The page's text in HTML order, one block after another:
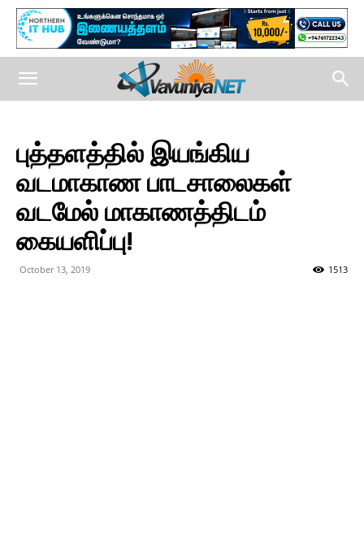
புத்தளத்தில் இயங்கிய
வடமாகாண பாடசாலைகள்
வடமேல் மாகாணத்திடம்
கையளிப்பு!
October 13, 2019 1513